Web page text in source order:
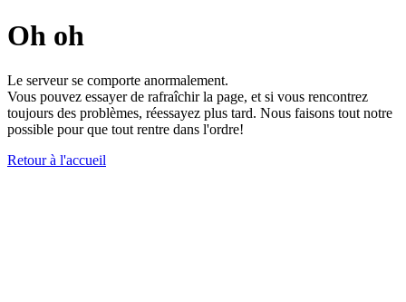
Oh oh
Le serveur se comporte anormalement.
Vous pouvez essayer de rafraîchir la page, et si vous rencontrez
toujours des problèmes, réessayez plus tard. Nous faisons tout notre
possible pour que tout rentre dans l'ordre!
Retour à l'accueil